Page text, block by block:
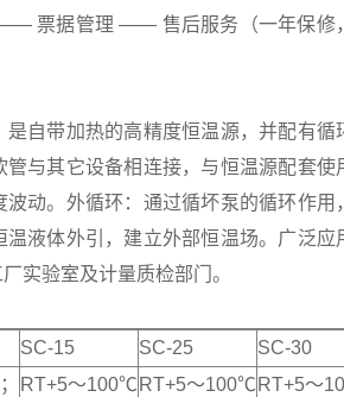
据管理 —— 售后服务（一年保修，
是自带加热的高精度恒温源，并配有
与其它设备相连接，与恒温源配套
动。外循环：通过循坏泵的循环作
液体外引，建立外部恒温场。广泛
实验室及计量质检部门。
SC-15 SC-25 SC-30
RT+5～100℃ RT+5～100℃ RT+5～